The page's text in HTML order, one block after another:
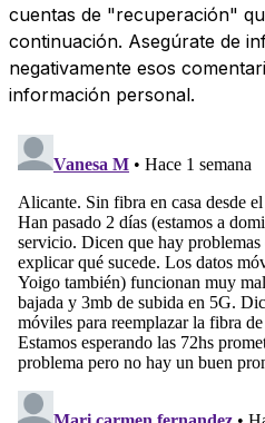
cuentas de "recuperación"
continuación. Asegúrate de
negativamente esos
información personal.